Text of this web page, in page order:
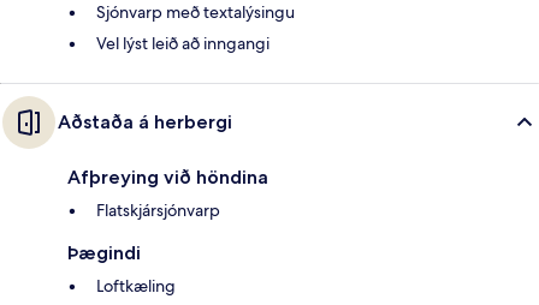
Sjónvarp með textalýsingu
Vel lýst leið að inngangi
Aðstaða á herbergi
Afþreying við höndina
Flatskjársjónvarp
Þægindi
Loftkæling